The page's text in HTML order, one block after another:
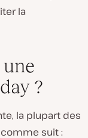
la
?
la plupart des
suit :